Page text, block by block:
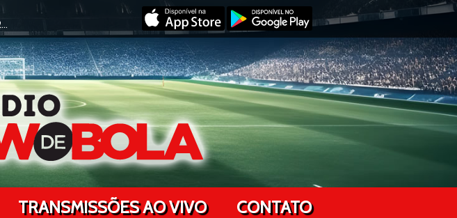
A MELHOR PROGRAMACAO MUSICAL 24H NO AR !
TRANSMISSÕES AO VIVO CONTATO